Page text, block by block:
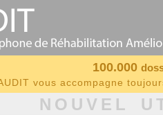
100.000
vous accompagne
NOUVEL